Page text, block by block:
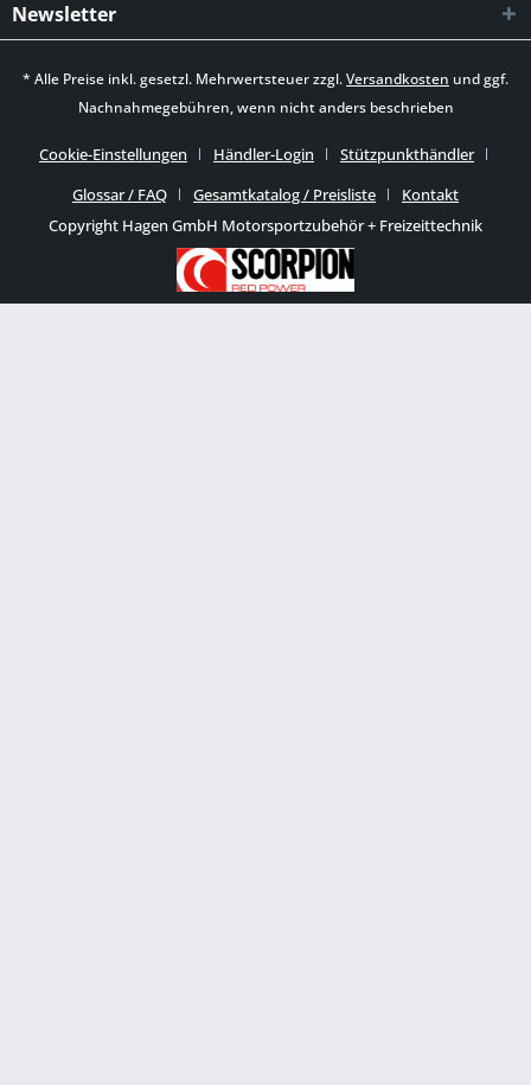
Newsletter
* Alle Preise inkl. gesetzl. Mehrwertsteuer zzgl.Versandkosten und ggf.
Nachnahmegebühren, wenn nicht anders beschrieben
Cookie-Einstellungen Händler-Login
Stützpunkthändler
Glossar / FAQ
Gesamtkatalog / Preisliste
Kontakt
Copyright Hagen GmbH Motorsportzubehör + Freizeittechnik